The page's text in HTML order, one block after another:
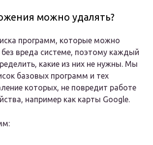
можно удалять?
программ, которые можно
вреда системе, поэтому каждый
какие из них не нужны. Мы
базовых программ и тех
которых, не повредит работе
например как карты Google.